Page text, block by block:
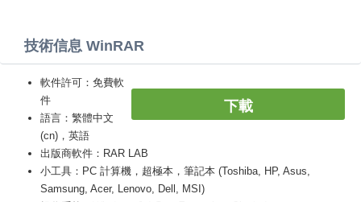
技術信息 WinRAR
下載
軟件許可：免費軟
件
語言：繁體中文
(cn)，英語
出版商軟件：RAR LAB
小工具：PC 計算機，超極本，筆記本 (Toshiba, HP, Asus,
Samsung, Acer, Lenovo, Dell, MSI)